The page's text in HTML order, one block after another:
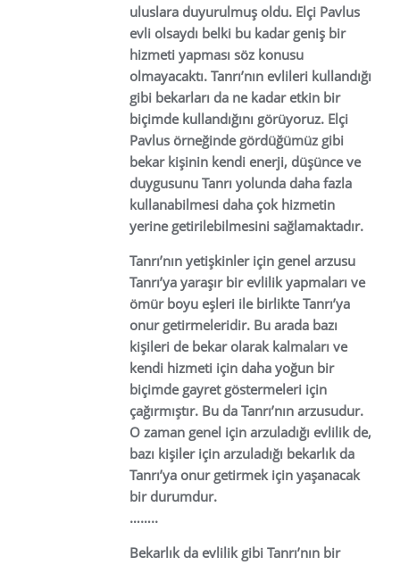
uluslara duyurulmuş oldu. Elçi Pavlus
evli olsaydı belki bu kadar geniş bir
hizmeti yapması söz konusu
olmayacaktı. Tanrı’nın evlileri kullandığı
gibi bekarları da ne kadar etkin bir
biçimde kullandığını görüyoruz. Elçi
Pavlus örneğinde gördüğümüz gibi
bekar kişinin kendi enerji, düşünce ve
duygusunu Tanrı yolunda daha fazla
kullanabilmesi daha çok hizmetin
yerine getirilebilmesini sağlamaktadır.
Tanrı’nın yetişkinler için genel arzusu
Tanrı’ya yaraşır bir evlilik yapmaları ve
ömür boyu eşleri ile birlikte Tanrı’ya
onur getirmeleridir. Bu arada bazı
kişileri de bekar olarak kalmaları ve
kendi hizmeti için daha yoğun bir
biçimde gayret göstermeleri için
çağırmıştır. Bu da Tanrı’nın arzusudur.
O zaman genel için arzuladığı evlilik de,
bazı kişiler için arzuladığı bekarlık da
Tanrı’ya onur getirmek için yaşanacak
bir durumdur.
……..
Bekarlık da evlilik gibi Tanrı’nın bir